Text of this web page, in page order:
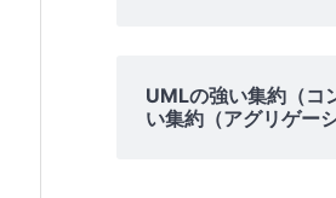
UMLの強い集約（コ
い集約（アグリゲー